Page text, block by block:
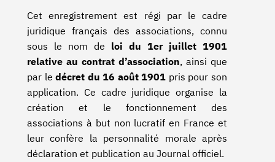
Cet enregistrement est régi par le cadre
juridique français des associations, connu
sous le nom de loi du 1er juillet 1901
relative au contrat d’association, ainsi que
par ledécret du 16 août 1901 pris pour son
application. Ce cadre juridique organise la
création et le fonctionnement des
associations à but non lucratif en France et
leur confère la personnalité morale après
déclaration et publication au Journal officiel.